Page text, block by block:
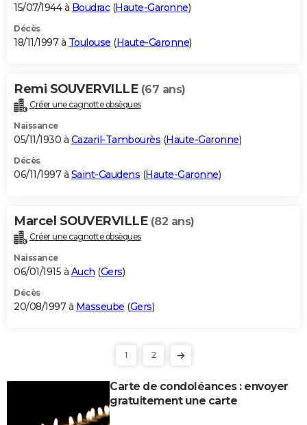
15/07/1944 à Boudrac(Haute-Garonne)
Décès
18/11/1997 à Toulouse (Haute-Garonne)
Remi SOUVERVILLE (67 ans)
Créer une cagnotte obsèques
Naissance
05/11/1930 à Cazaril-Tambourès (Haute-Garonne)
Décès
06/11/1997 à Saint-Gaudens (Haute-Garonne)
Marcel SOUVERVILLE (82 ans)
Créer une cagnotte obsèques
Naissance
06/01/1915 à Auch (Gers)
Décès
20/08/1997 à Masseube (Gers)
1 2
Carte de condoléances : envoyer
gratuitement une carte